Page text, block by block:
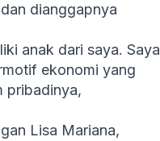
dianggapnya
anak dari saya. Saya
ekonomi yang
pribadinya,
Lisa Mariana,